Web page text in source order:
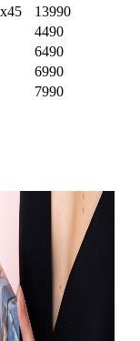
13990
4490
6490
6990
7990